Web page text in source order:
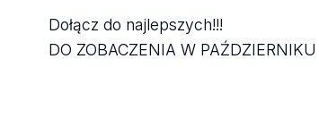
Dołącz do najlepszych!!!
DO ZOBACZENIA W PAŹDZIERNIKU